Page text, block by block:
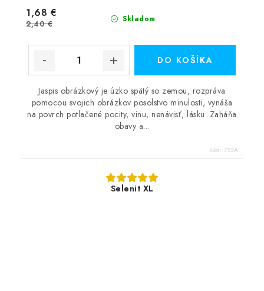
Skladom
1,68 €
2,40 €
DO KOŠÍKA
Jaspis obrázkový je úzko spätý so zemou, rozpráva
pomocou svojich obrázkov posolstvo minulosti, vynáša
na povrch potlačené pocity, vinu, nenávisť, lásku. Zaháňa
obavy a...
Kód: 753A
Selenit XL